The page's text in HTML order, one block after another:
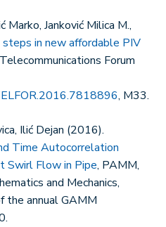
Marko, Janković Milica M.,
steps in new affordable PIV
Forum
, M33.
Ilić Dejan (2016).
Time Autocorrelation
Swirl Flow in Pipe, PAMM,
and Mechanics,
the annual GAMM